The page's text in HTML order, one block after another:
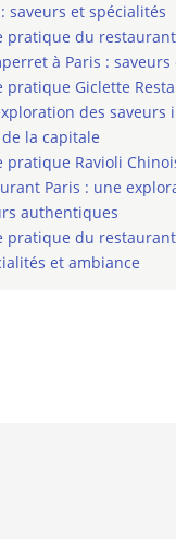
saveurs et spécialités
pratique du
à Paris :
pratique Giclette
des saveurs
la capitale
pratique Ravioli
Paris : une
authentiques
pratique du
et ambiance